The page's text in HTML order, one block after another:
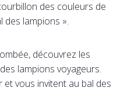
des couleurs de
des lampions ».
découvrez les
lampions voyageurs.
vous invitent au bal des